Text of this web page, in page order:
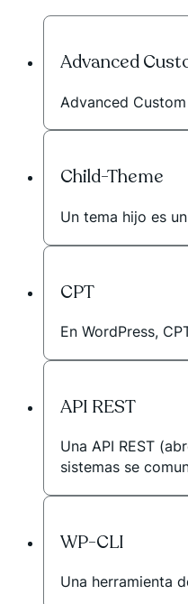
Advanced
Advanced
Child-Theme
Un tema hijo es
CPT
En WordPress,
API REST
Una API REST
sistemas se
WP-CLI
Una herramienta